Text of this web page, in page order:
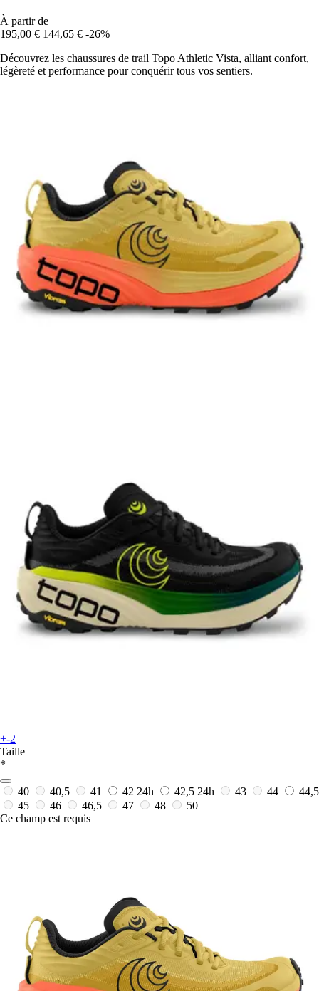
À partir de
195,00 € 144,65 € -26%
Découvrez les chaussures de trail Topo Athletic Vista, alliant confort,
légèreté et performance pour conquérir tous vos sentiers.
+-2
Taille
*
40 40,5 41 42 24h 42,5 24h 43 44
44,5
45
46 46,5 47 48
50
Ce champ est requis